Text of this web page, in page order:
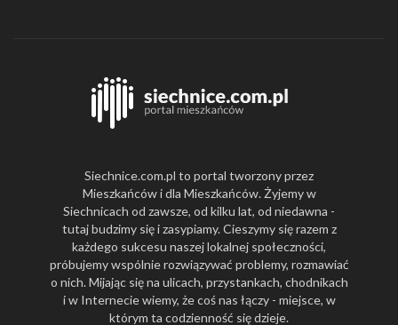
Siechnice.com.pl to portal tworzony przez
Mieszkańców i dla Mieszkańców. Żyjemy w
Siechnicach od zawsze, od kilku lat, od niedawna -
tutaj budzimy się i zasypiamy. Cieszymy się razem z
każdego sukcesu naszej lokalnej społeczności,
próbujemy wspólnie rozwiązywać problemy, rozmawiać
o nich. Mijając się na ulicach, przystankach, chodnikach
i w Internecie wiemy, że coś nas łączy - miejsce, w
którym ta codzienność się dzieje.